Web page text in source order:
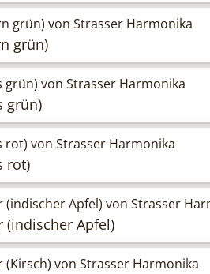
grün)
grün)
rot)
(indischer Apfel)